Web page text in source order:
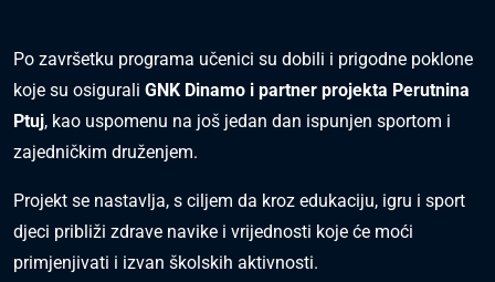
Po završetku programa učenici su dobili i prigodne poklone
koje su osigurali GNK Dinamo i partner projekta Perutnina
Ptuj, kao uspomenu na još jedan dan ispunjen sportom i
zajedničkim druženjem.
Projekt se nastavlja, s ciljem da kroz edukaciju, igru i sport
djeci približi zdrave navike i vrijednosti koje će moći
primjenjivati i izvan školskih aktivnosti.